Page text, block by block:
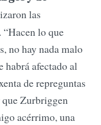
las
“Hacen lo que
no hay nada malo
habrá afectado al
de repreguntas
Zurbriggen
acérrimo, una